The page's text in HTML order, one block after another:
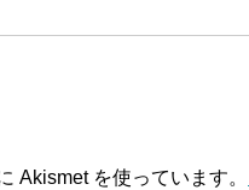
Akismet を使っています。